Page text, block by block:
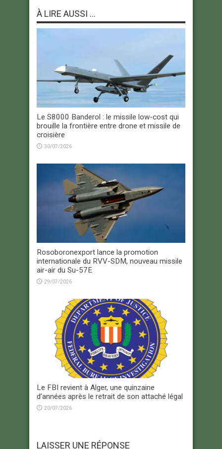
À LIRE AUSSI ...
Le S8000 Banderol : le missile low-cost qui
brouille la frontière entre drone et missile de
croisière
30/07/2026
Rosoboronexport lance la promotion
internationale du RVV-SDM, nouveau missile
air-air du Su-57E
29/07/2026
Le FBI revient à Alger, une quinzaine
d’années après le retrait de son attaché légal
20/07/2026
LAISSER UNE RÉPONSE